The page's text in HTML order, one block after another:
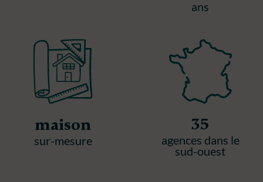
ans
maison
sur-mesure
35
agences dans le
sud-ouest